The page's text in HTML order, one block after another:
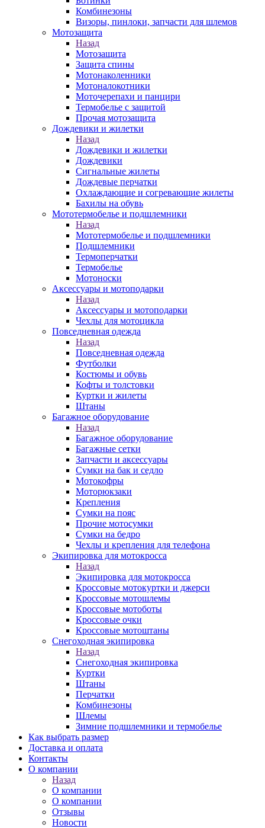
Комбинезоны
Визоры, пинлоки, запчасти для шлемов
Мотозащита
Назад
Мотозащита
Защита спины
Мотонаколенники
Мотоналокотники
Моточерепахи и панцири
Термобелье с защитой
Прочая мотозащита
Дождевики и жилетки
Назад
Дождевики и жилетки
Дождевики
Сигнальные жилеты
Дождевые перчатки
Охлаждающие и согревающие жилеты
Бахилы на обувь
Мототермобелье и подшлемники
Назад
Мототермобелье и подшлемники
Подшлемники
Термоперчатки
Термобелье
Мотоноски
Аксессуары и мотоподарки
Назад
Аксессуары и мотоподарки
Чехлы для мотоцикла
Повседневная одежда
Назад
Повседневная одежда
Футболки
Костюмы и обувь
Кофты и толстовки
Куртки и жилеты
Штаны
Багажное оборудование
Назад
Багажное оборудование
Багажные сетки
Запчасти и аксессуары
Сумки на бак и седло
Мотокофры
Моторюкзаки
Крепления
Сумки на пояс
Прочие мотосумки
Сумки на бедро
Чехлы и крепления для телефона
Экипировка для мотокросса
Назад
Экипировка для мотокросса
Кроссовые мотокуртки и джерси
Кроссовые мотошлемы
Кроссовые мотоботы
Кроссовые очки
Кроссовые мотоштаны
Снегоходная экипировка
Назад
Снегоходная экипировка
Куртки
Штаны
Перчатки
Комбинезоны
Шлемы
Зимние подшлемники и термобелье
Как выбрать размер
Доставка и оплата
Контакты
О компании
Назад
О компании
О компании
Отзывы
Новости